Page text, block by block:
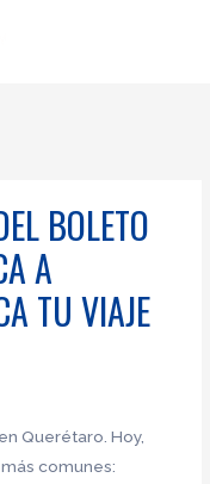
BOLETO
A
TU VIAJE
Querétaro. Hoy,
comunes: